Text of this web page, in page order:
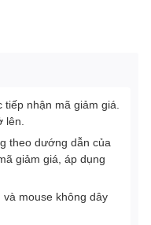
tiếp nhận mã giảm giá.
lên.
theo dướng dẫn của
giảm giá, áp dụng
mouse không dây